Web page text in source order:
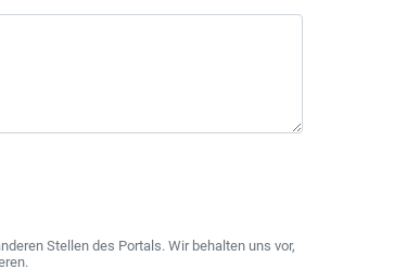
Stellen des Portals. Wir behalten uns vor,